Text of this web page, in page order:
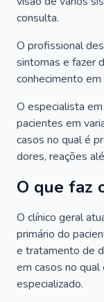
consulta.
O profissional
sintomas e fazer
conhecimento
O especialista
pacientes em
casos no qual é
dores, reações
O que faz
O clínico geral
primário do
e tratamento de
em casos no
especializado.